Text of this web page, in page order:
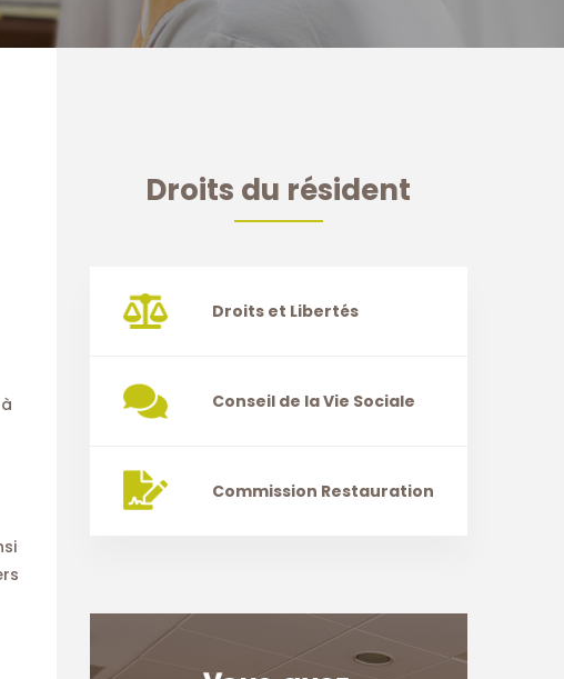
Droits du résident
Droits et Libertés
Conseil de la Vie Sociale
Commission Restauration